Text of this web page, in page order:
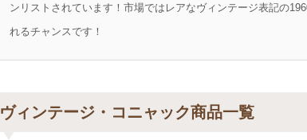
ンリストされています！市場ではレアなヴィンテージ表記の
れるチャンスです！
ヴィンテージ・コニャック商品一覧